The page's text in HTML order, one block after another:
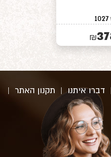
1027
₪
דברו איתנו | תקנון האתר |